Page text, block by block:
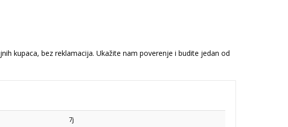
kupaca, bez reklamacija. Ukažite nam poverenje i budite jedan od
7j